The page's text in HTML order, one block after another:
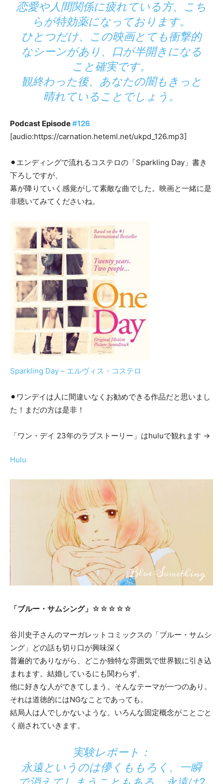
恋愛や人間関係に疲れている方、こち
らが特効薬になっております。
ひとつだけ、この映画とても衝撃的
なシーンがあり、口が半開きになる
こと確実です。
観終わった後、あなたの闇もきっと
晴れていることでしょう。
Podcast Episode#126
[audio:https://carnation.heteml.net/ukpd_126.mp3]
⚫︎エンディングで流れるコステロの「Sparkling Day」書き
下ろしですが、
幕が降りていく感覚がして素敵な曲でした。映画と一緒に是
非聴いてみてくださいね。
Sparkling Day – エルヴィス・コステロ
⚫︎ワンデイは人に間違いなくお勧めできる作品だと思いまし
た！まだの方は是非！
「ワン・デイ 23年のラブストーリー」はhuluで観れます →
Hulu
「ブルー・サムシング」 ☆☆☆☆☆
谷川史子さんのマーガレットコミックスの「ブルー・サムシ
ング」どの話も切り口が興味深く
普遍的でありながら、どこか独特な雰囲気で世界観に引き込
まれます。結婚しているにも関わらず、
他に好きな人ができてしまう。そんなテーマが一つのあり。
それは道徳的にはNGなことであっても。
結局人は人でしかないような。いろんな固定概念がことごと
く崩されていきます。
実験レポート：
永遠というのは儚くももろく、一瞬